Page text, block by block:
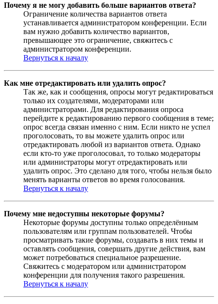
Почему я не могу добавить больше вариантов ответа?
Ограничение количества вариантов ответа
устанавливается администратором конференции. Если
вам нужно добавить количество вариантов,
превышающее это ограничение, свяжитесь с
администратором конференции.
Вернуться к началу
Как мне отредактировать или удалить опрос?
Так же, как и сообщения, опросы могут редактироваться
только их создателями, модераторами или
администраторами. Для редактирования опроса
перейдите к редактированию первого сообщения в теме;
опрос всегда связан именно с ним. Если никто не успел
проголосовать, то вы можете удалить опрос или
отредактировать любой из вариантов ответа. Однако
если кто-то уже проголосовал, то только модераторы
или администраторы могут отредактировать или
удалить опрос. Это сделано для того, чтобы нельзя было
менять варианты ответов во время голосования.
Вернуться к началу
Почему мне недоступны некоторые форумы?
Некоторые форумы доступны только определённым
пользователям или группам пользователей. Чтобы
просматривать такие форумы, создавать в них темы и
оставлять сообщения, совершать другие действия, вам
может потребоваться специальное разрешение.
Свяжитесь с модератором или администратором
конференции для получения такого разрешения.
Вернуться к началу